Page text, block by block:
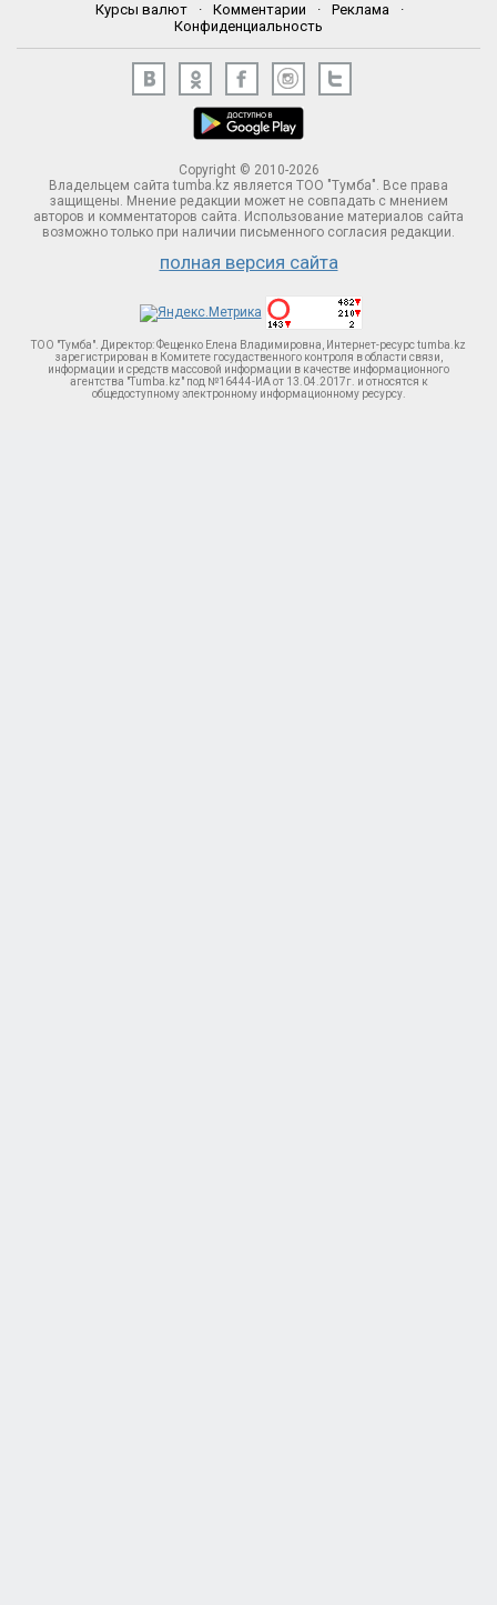
Курсы валют · Комментарии · Реклама
·
Конфиденциальность
Copyright © 2010-2026
Владельцем сайта tumba.kz является ТОО "Тумба". Все права
защищены. Мнение редакции может не совпадать с мнением
авторов и комментаторов сайта. Использование материалов сайта
возможно только при наличии письменного согласия редакции.
полная версия сайта
ТОО "Тумба". Директор: Фещенко Елена Владимировна, Интернет-ресурс tumba.kz
зарегистрирован в Комитете госудаственного контроля в области связи,
информации и средств массовой информации в качестве информационного
агентства "Tumba.kz" под №16444-ИА от 13.04.2017г. и относятся к
общедоступному электронному информационному ресурсу.